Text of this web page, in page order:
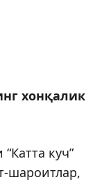
хонқалик
куч”
шароитлар,